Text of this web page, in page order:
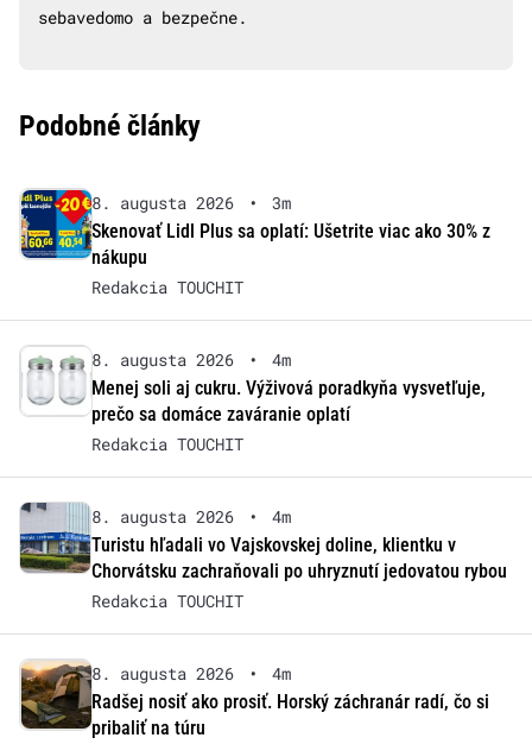
sebavedomo a bezpečne.
Podobné články
8. augusta 2026 •
3m
Skenovať Lidl Plus sa oplatí: Ušetrite viac ako 30% z
nákupu
Redakcia TOUCHIT
8. augusta 2026 •
4m
Menej soli aj cukru. Výživová poradkyňa vysvetľuje,
prečo sa domáce zaváranie oplatí
Redakcia TOUCHIT
8. augusta 2026 •
4m
Turistu hľadali vo Vajskovskej doline, klientku v
Chorvátsku zachraňovali po uhryznutí jedovatou rybou
Redakcia TOUCHIT
8. augusta 2026 •
4m
Radšej nosiť ako prosiť. Horský záchranár radí, čo si
pribaliť na túru